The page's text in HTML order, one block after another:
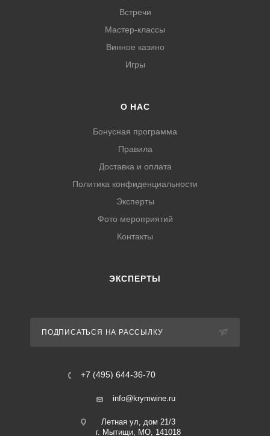
Встречи
Мастер-классы
Винное казино
Игры
О НАС
Бонусная программа
Правила
Доставка и оплата
Политика конфиденциальности
Эксперты
Фото мероприятий
Контакты
ЭКСПЕРТЫ
ПОДПИСАТЬСЯ НА РАССЫЛКУ
+7 (495) 644-36-70
info@krymwine.ru
Летная ул, дом 21/3
г. Мытищи, МО, 141018